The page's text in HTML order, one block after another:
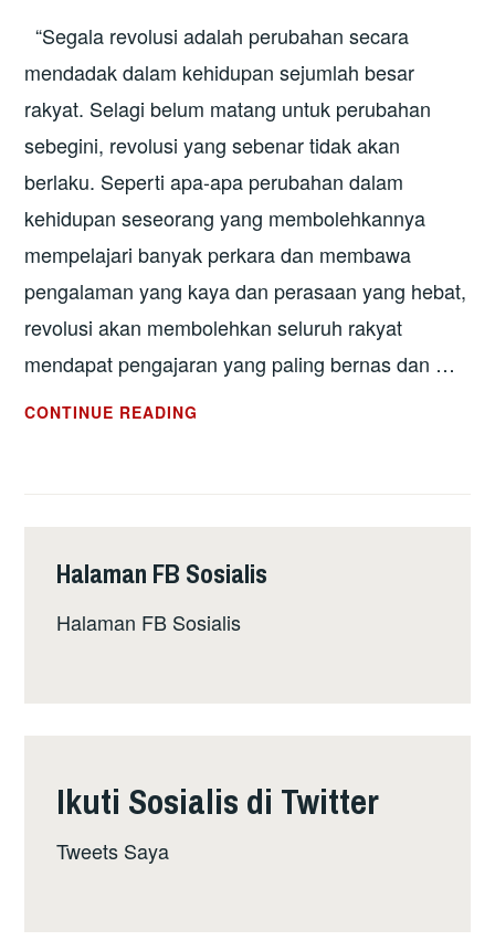
GERAKAN
RAKYAT
HONG
KONG)
“Segala revolusi adalah perubahan secara
mendadak dalam kehidupan sejumlah besar
rakyat. Selagi belum matang untuk perubahan
sebegini, revolusi yang sebenar tidak akan
berlaku. Seperti apa-apa perubahan dalam
kehidupan seseorang yang membolehkannya
mempelajari banyak perkara dan membawa
pengalaman yang kaya dan perasaan yang hebat,
revolusi akan membolehkan seluruh rakyat
mendapat pengajaran yang paling bernas dan …
CONTINUE READING
HONG
KONG
DAN
GERAKAN
Halaman FB Sosialis
Halaman FB Sosialis
Ikuti Sosialis di Twitter
Tweets Saya